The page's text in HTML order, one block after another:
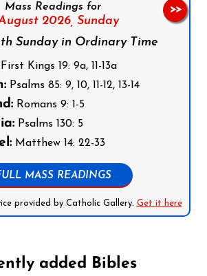
Mass Readings for
2026, Sunday
Sunday in Ordinary Time
First Kings 19: 9a, 11-13a
Psalms 85: 9, 10, 11-12, 13-14
Romans 9: 1-5
Psalms 130: 5
Matthew 14: 22-33
MASS READINGS
provided by Catholic Gallery. Get it here
>>
added Bibles